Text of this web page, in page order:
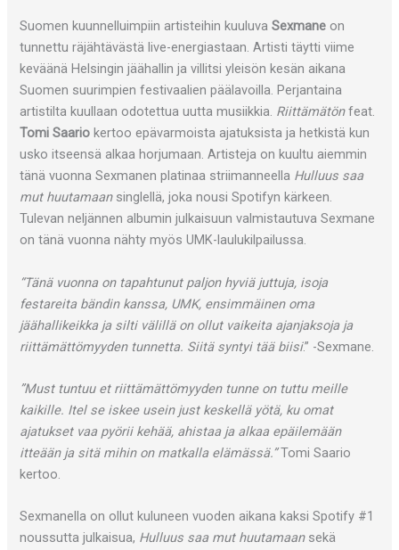
Suomen kuunnelluimpiin artisteihin kuuluvaSexmane on
tunnettu räjähtävästä live-energiastaan. Artisti täytti viime
keväänä Helsingin jäähallin ja villitsi yleisön kesän aikana
Suomen suurimpien festivaalien päälavoilla. Perjantaina
artistilta kuullaan odotettua uutta musiikkia. Riittämätönfeat.
Tomi Saario kertoo epävarmoista ajatuksista ja hetkistä kun
usko itseensä alkaa horjumaan. Artisteja on kuultu aiemmin
tänä vuonna Sexmanen platinaa striimanneella Hulluus saa
mut huutamaansinglellä, joka nousi Spotifyn kärkeen.
Tulevan neljännen albumin julkaisuun valmistautuva Sexmane
on tänä vuonna nähty myös UMK-laulukilpailussa.
“Tänä vuonna on tapahtunut paljon hyviä juttuja, isoja
festareita bändin kanssa, UMK, ensimmäinen oma
jäähallikeikka ja silti välillä on ollut vaikeita ajanjaksoja ja
riittämättömyyden tunnetta. Siitä syntyi tää biisi.” -Sexmane.
”Must tuntuu et riittämättömyyden tunne on tuttu meille
kaikille. Itel se iskee usein just keskellä yötä, ku omat
ajatukset vaa pyörii kehää, ahistaa ja alkaa epäilemään
itteään ja sitä mihin on matkalla elämässä.”Tomi Saario
kertoo.
Sexmanella on ollut kuluneen vuoden aikana kaksi Spotify #1
noussutta julkaisua, Hulluus saa mut huutamaansekä